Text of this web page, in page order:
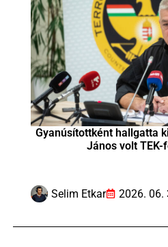
Gyanúsítottként hallgatta
János volt
Selim Etkar 2026. 06.